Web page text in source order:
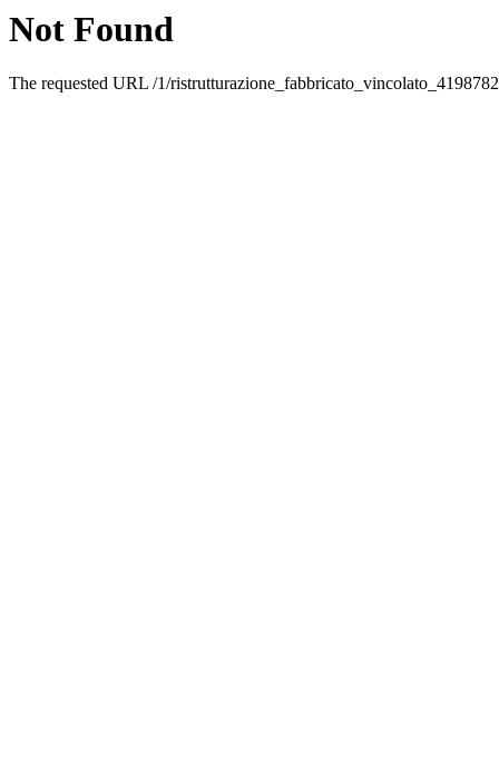
Not Found
The requested URL /1/